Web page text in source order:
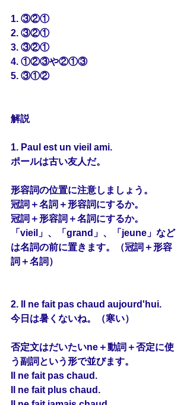
1. ③②①
2. ③②①
3. ③②①
4. ①②③や②①③
5. ③①②
解説
1. Paul est un vieil ami.
ポールは古い友人だ。
形容詞の位置に注意しましょう。
冠詞＋名詞＋形容詞にするか。
冠詞＋形容詞＋名詞にするか。
「vieil」、「grand」、「jeune」など
は名詞の前に置きます。（冠詞＋形容
詞＋名詞）
2. Il ne fait pas chaud aujourd'hui.
今日は暑くないね。（寒い）
否定文はだいたいne＋動詞＋否定に使
う副詞という形で並びます。
Il ne fait pas chaud.
Il ne fait plus chaud.